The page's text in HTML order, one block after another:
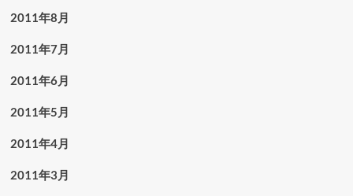
2011年8月
2011年7月
2011年6月
2011年5月
2011年4月
2011年3月